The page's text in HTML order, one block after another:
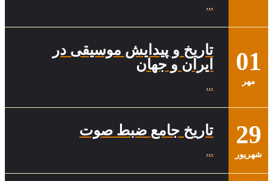
...
01
مهر
تاریخ و پیدایش موسیقی در
ایران و جهان
...
29
شهریور
تاریخ جامع ضبط صوت
...